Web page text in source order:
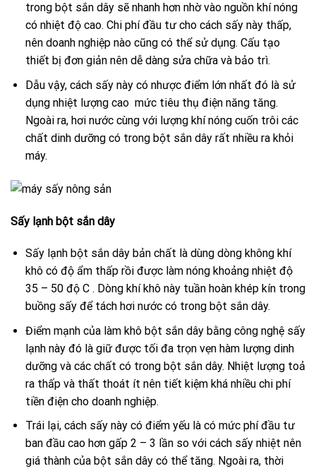
trong bột sắn dây sẽ nhanh hơn nhờ vào nguồn khí nóng
có nhiệt độ cao. Chi phí đầu tư cho cách sấy này thấp,
nên doanh nghiệp nào cũng có thể sử dụng. Cấu tạo
thiết bị đơn giản nên dễ dàng sửa chữa và bảo trì.
Dẫu vậy, cách sấy này có nhược điểm lớn nhất đó là sử
dụng nhiệt lượng cao mức tiêu thụ điện năng tăng.
Ngoài ra, hơi nước cùng với lượng khí nóng cuốn trôi các
chất dinh dưỡng có trong bột sắn dây rất nhiều ra khỏi
máy.
Sấy lạnh bột sắn dây
Sấy lạnh bột sắn dây bản chất là dùng dòng không khí
khô có độ ẩm thấp rồi được làm nóng khoảng nhiệt độ
35 – 50 độ C . Dòng khí khô này tuần hoàn khép kín trong
buồng sấy để tách hơi nước có trong bột sắn dây.
Điểm mạnh của làm khô bột sắn dây bằng công nghệ sấy
lạnh này đó là giữ được tối đa trọn vẹn hàm lượng dinh
dưỡng và các chất có trong bột sắn dây. Nhiệt lượng toả
ra thấp và thất thoát ít nên tiết kiệm khá nhiều chi phí
tiền điện cho doanh nghiệp.
Trái lại, cách sấy này có điểm yếu là có mức phí đầu tư
ban đầu cao hơn gấp 2 – 3 lần so với cách sấy nhiệt nên
giá thành của bột sắn dây có thể tăng. Ngoài ra, thời